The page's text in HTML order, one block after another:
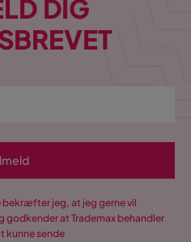
DIG
jeg, at jeg gerne vil
godkender at Trademax behandler
kunne sende